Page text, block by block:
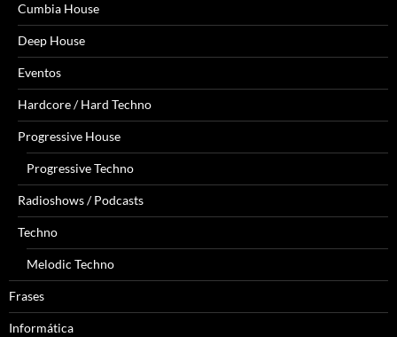
Cumbia House
Deep House
Eventos
Hardcore / Hard Techno
Progressive House
Progressive Techno
Radioshows / Podcasts
Techno
Melodic Techno
Frases
Informática